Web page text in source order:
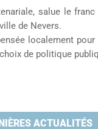
salue le
de Nevers.
localement
de politique
ACTUALITÉS